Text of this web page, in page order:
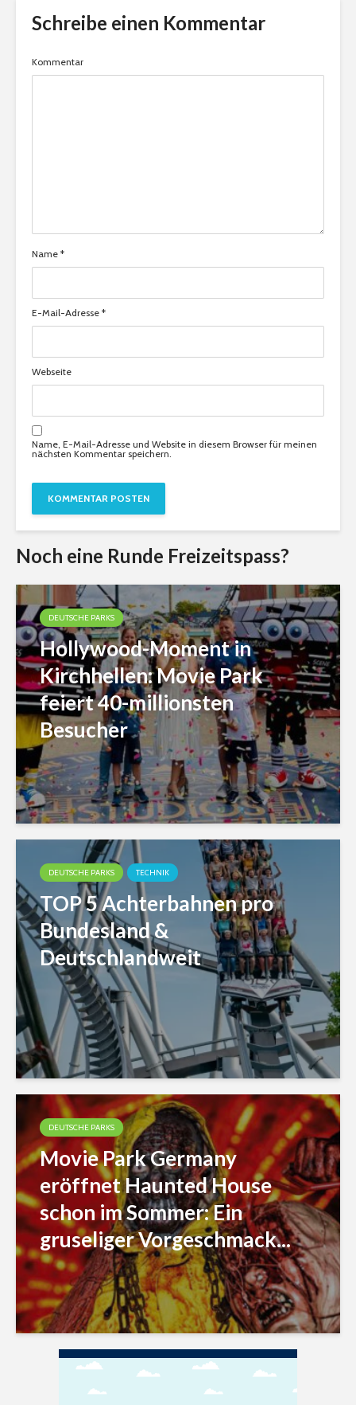
Schreibe einen Kommentar
Kommentar
Name *
E-Mail-Adresse *
Webseite
Name, E-Mail-Adresse und Website in diesem Browser für meinen
nächsten Kommentar speichern.
Noch eine Runde Freizeitspass?
DEUTSCHE PARKS
Hollywood-Moment in
Kirchhellen: Movie Park
feiert 40-millionsten
Besucher
DEUTSCHE PARKS TECHNIK
TOP 5 Achterbahnen pro
Bundesland &
Deutschlandweit
DEUTSCHE PARKS
Movie Park Germany
eröffnet Haunted House
schon im Sommer: Ein
gruseliger Vorgeschmack...